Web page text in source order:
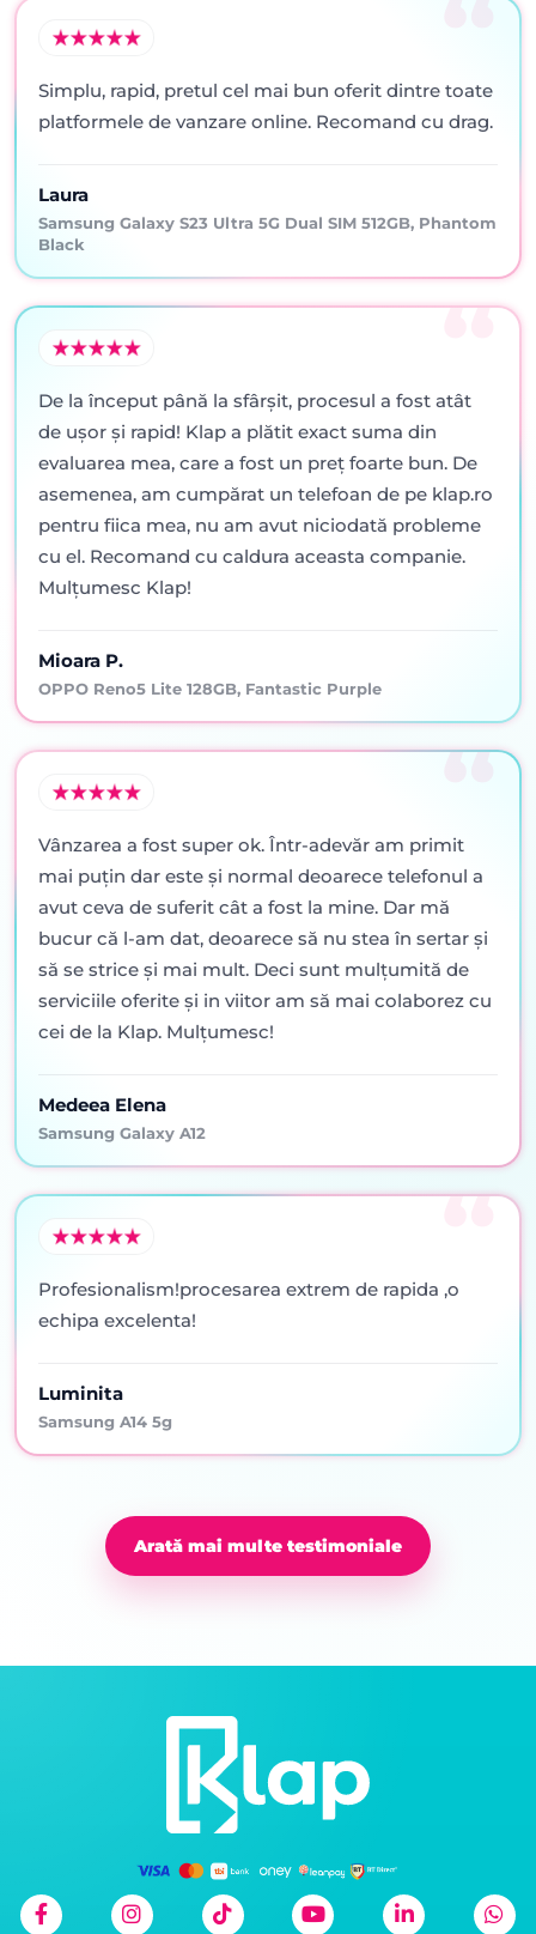
Simplu, rapid, pretul cel mai bun oferit dintre toate
platformele de vanzare online. Recomand cu drag.
Laura
Samsung Galaxy S23 Ultra 5G Dual SIM 512GB, Phantom
Black
De la început până la sfârșit, procesul a fost atât
de ușor și rapid! Klap a plătit exact suma din
evaluarea mea, care a fost un preț foarte bun. De
asemenea, am cumpărat un telefoan de pe klap.ro
pentru fiica mea, nu am avut niciodată probleme
cu el. Recomand cu caldura aceasta companie.
Mulțumesc Klap!
Mioara P.
OPPO Reno5 Lite 128GB, Fantastic Purple
Vânzarea a fost super ok. Într-adevăr am primit
mai puţin dar este şi normal deoarece telefonul a
avut ceva de suferit cât a fost la mine. Dar mă
bucur că l-am dat, deoarece să nu stea în sertar şi
să se strice şi mai mult. Deci sunt mulţumită de
serviciile oferite şi in viitor am să mai colaborez cu
cei de la Klap. Mulţumesc!
Medeea Elena
Samsung Galaxy A12
Profesionalism!procesarea extrem de rapida ,o
echipa excelenta!
Luminita
Samsung A14 5g
Arată mai multe testimoniale